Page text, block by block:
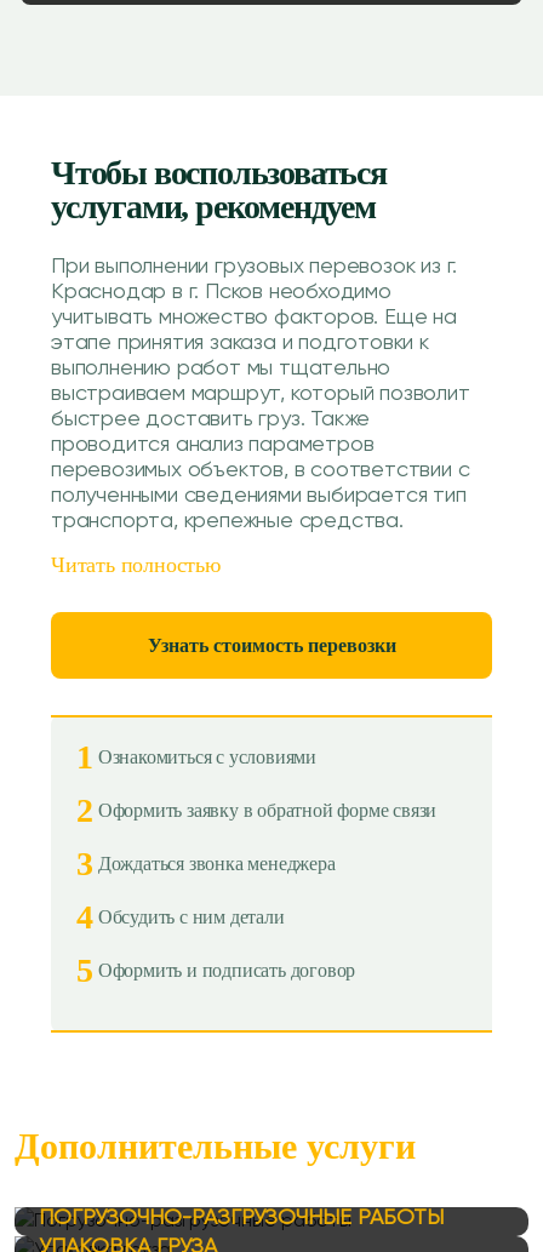
Чтобы воспользоваться
услугами, рекомендуем
При выполнении грузовых перевозок из г.
Краснодар в г. Псков необходимо
учитывать множество факторов. Еще на
этапе принятия заказа и подготовки к
выполнению работ мы тщательно
выстраиваем маршрут, который позволит
быстрее доставить груз. Также
проводится анализ параметров
перевозимых объектов, в соответствии с
полученными сведениями выбирается тип
транспорта, крепежные средства.
Читать полностью
Узнать стоимость перевозки
1 Ознакомиться с условиями
2 Оформить заявку в обратной форме связи
3 Дождаться звонка менеджера
4 Обсудить с ним детали
5 Оформить и подписать договор
Дополнительные услуги
ПОГРУЗОЧНО-РАЗГРУЗОЧНЫЕ РАБОТЫ
УПАКОВКА ГРУЗА